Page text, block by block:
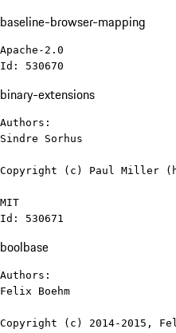
baseline-browser-mapping
Apache-2.0
Id: 530670
binary-extensions
Authors:
Sindre Sorhus
Copyright (c) Paul Miller
MIT
Id: 530671
boolbase
Authors:
Felix Boehm
Copyright (c) 2014-2015,